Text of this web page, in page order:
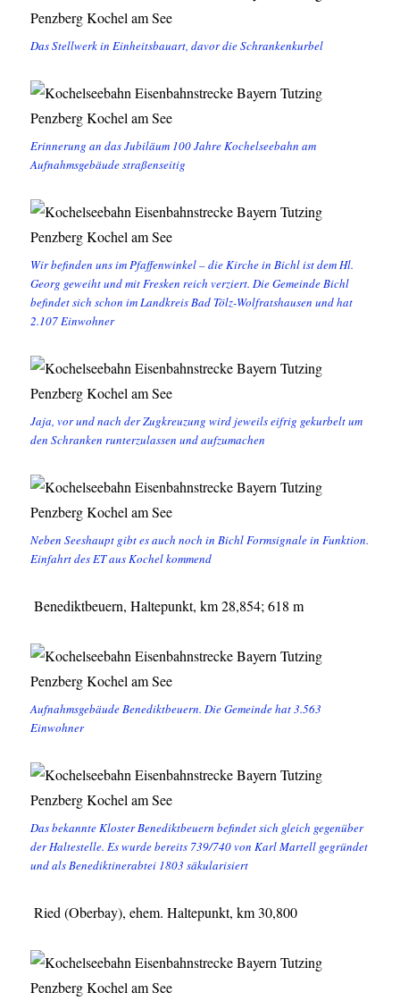
Das Stellwerk in Einheitsbauart, davor die Schrankenkurbel
Erinnerung an das Jubiläum 100 Jahre Kochelseebahn am
Aufnahmsgebäude straßenseitig
Wir befinden uns im Pfaffenwinkel – die Kirche in Bichl ist dem Hl.
Georg geweiht und mit Fresken reich verziert. Die Gemeinde Bichl
befindet sich schon im Landkreis Bad Tölz-Wolfratshausen und hat
2.107 Einwohner
Jaja, vor und nach der Zugkreuzung wird jeweils eifrig gekurbelt um
den Schranken runterzulassen und aufzumachen
Neben Seeshaupt gibt es auch noch in Bichl Formsignale in Funktion.
Einfahrt des ET aus Kochel kommend
Benediktbeuern, Haltepunkt, km 28,854; 618 m
Aufnahmsgebäude Benediktbeuern. Die Gemeinde hat 3.563
Einwohner
Das bekannte Kloster Benediktbeuern befindet sich gleich gegenüber
der Haltestelle. Es wurde bereits 739/740 von Karl Martell gegründet
und als Benediktinerabtei 1803 säkularisiert
Ried (Oberbay), ehem. Haltepunkt, km 30,800